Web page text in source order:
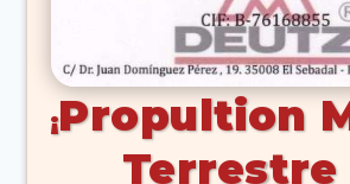
Propultion
Terrestre